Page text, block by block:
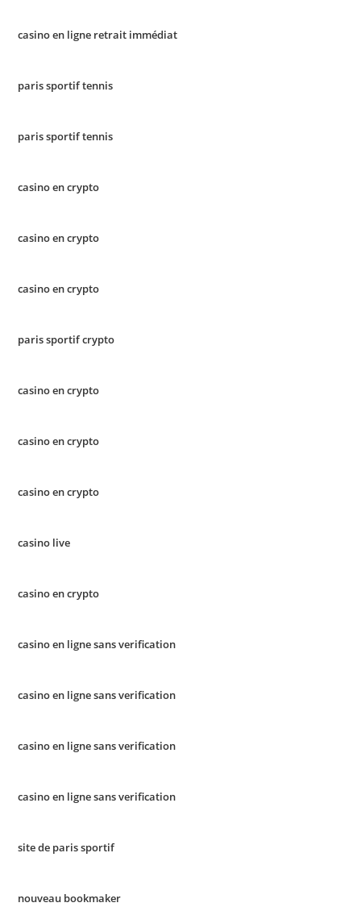
casino en ligne retrait immédiat
paris sportif tennis
paris sportif tennis
casino en crypto
casino en crypto
casino en crypto
paris sportif crypto
casino en crypto
casino en crypto
casino en crypto
casino live
casino en crypto
casino en ligne sans verification
casino en ligne sans verification
casino en ligne sans verification
casino en ligne sans verification
site de paris sportif
nouveau bookmaker